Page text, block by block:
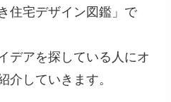
住宅デザイン図鑑」で
デアを探している人にオ
介していきます。